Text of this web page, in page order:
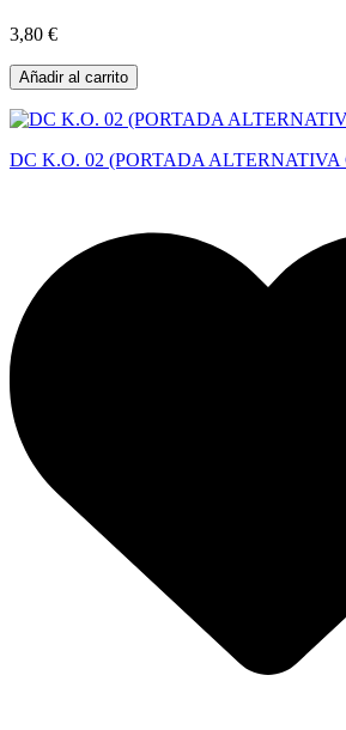
3,80 €
Añadir al carrito
DC K.O. 02 (PORTADA ALTERNATIVA